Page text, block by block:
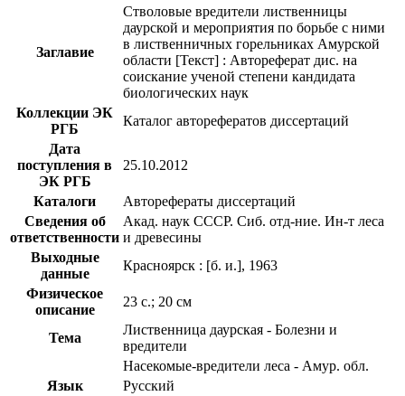
Заглавие
Стволовые вредители лиственницы
даурской и мероприятия по борьбе с ними
в лиственничных горельниках Амурской
области [Текст] : Автореферат дис. на
соискание ученой степени кандидата
биологических наук
Коллекции ЭК
РГБ
Каталог авторефератов диссертаций
Дата
поступления в
ЭК РГБ
25.10.2012
Каталоги
Авторефераты диссертаций
Сведения об
ответственности
Акад. наук СССР. Сиб. отд-ние. Ин-т леса
и древесины
Выходные
данные
Красноярск : [б. и.], 1963
Физическое
описание
23 с.; 20 см
Тема
Лиственница даурская - Болезни и
вредители
Насекомые-вредители леса - Амур. обл.
Язык
Русский